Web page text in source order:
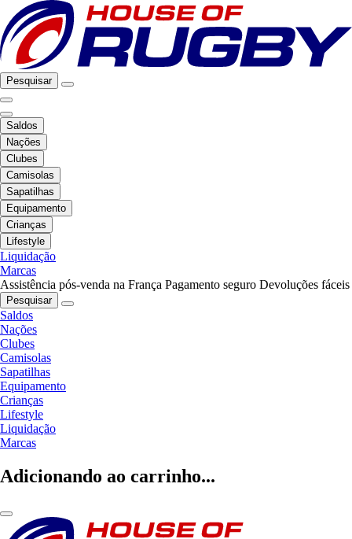
Pesquisar
Saldos
Nações
Clubes
Camisolas
Sapatilhas
Equipamento
Crianças
Lifestyle
Liquidação
Marcas
Assistência pós-venda na França Pagamento seguro Devoluções fáceis
Pesquisar
Saldos
Nações
Clubes
Camisolas
Sapatilhas
Equipamento
Crianças
Lifestyle
Liquidação
Marcas
Adicionando ao carrinho...